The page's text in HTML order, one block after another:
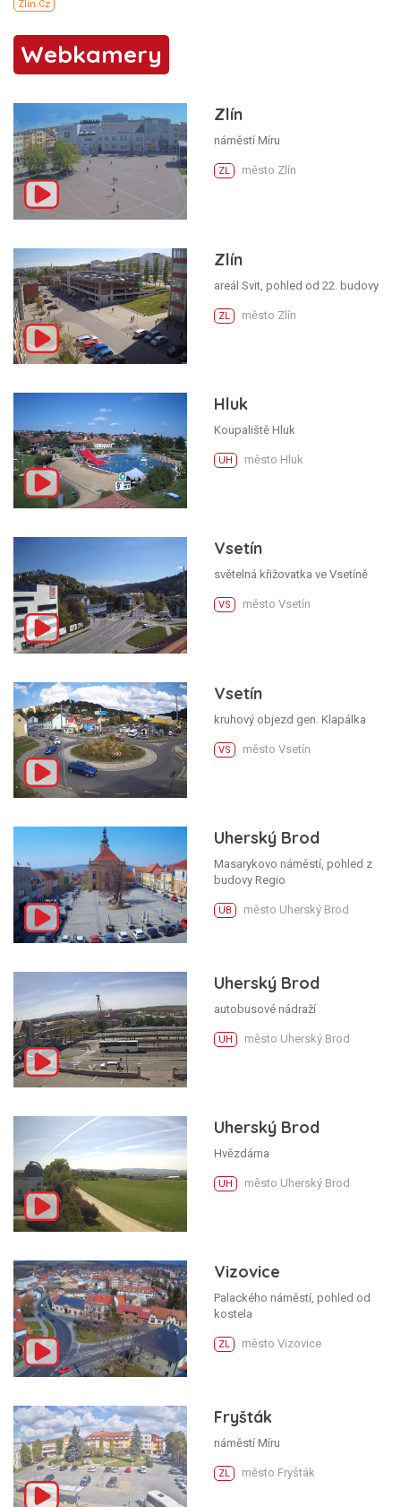
Webkamery
Zlín
náměstí Míru
ZL město Zlín
Zlín
areál Svit, pohled od 22. budovy
ZL město Zlín
Hluk
Koupaliště Hluk
UH město Hluk
Vsetín
světelná křižovatka ve Vsetíně
VS město Vsetín
Vsetín
kruhový objezd gen. Klapálka
VS město Vsetín
Uherský Brod
Masarykovo náměstí, pohled z
budovy Regio
UB město Uherský Brod
Uherský Brod
autobusové nádraží
UH město Uherský Brod
Uherský Brod
Hvězdárna
UH město Uherský Brod
Vizovice
Palackého náměstí, pohled od
kostela
ZL město Vizovice
Fryšták
náměstí Míru
ZL město Fryšták